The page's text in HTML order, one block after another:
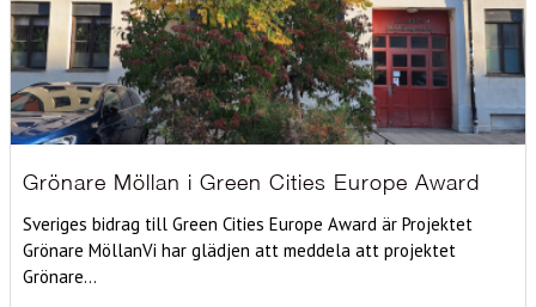
Grönare Möllan i Green Cities Europe Award
Sveriges bidrag till Green Cities Europe Award är Projektet
Grönare MöllanVi har glädjen att meddela att projektet
Grönare...